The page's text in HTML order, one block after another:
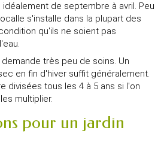
de septembre à avril. Peu
s'installe dans la plupart des
qu'ils ne soient pas
très peu de soins. Un
en fin d'hiver suffit généralement.
divisées tous les 4 à 5 ans si l'on
multiplier.
pour un jardin